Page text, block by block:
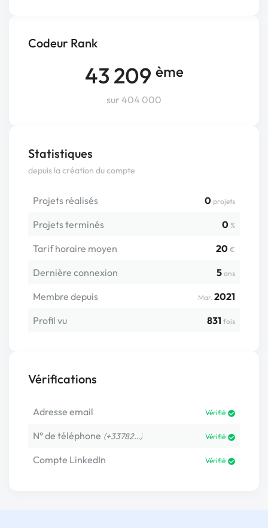
Codeur Rank
43 209 ème
sur 404 000
Statistiques
depuis la création du compte
Projets réalisés 0 projets
Projets terminés 0 %
Tarif horaire moyen 20 €
Dernière connexion 5 ans
Membre depuis Mar. 2021
Profil vu
831 fois
Vérifications
Adresse email Vérifié
N° de téléphone (+33782…) Vérifié
Compte LinkedIn Vérifié